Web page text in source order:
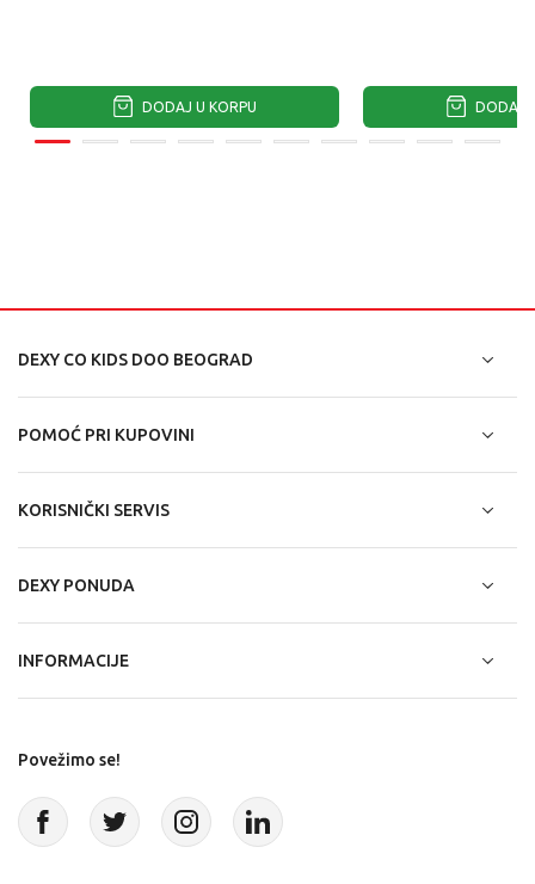
DODAJ U KORPU DODAJ
DEXY CO KIDS DOO BEOGRAD
POMOĆ PRI KUPOVINI
KORISNIČKI SERVIS
DEXY PONUDA
INFORMACIJE
Povežimo se!